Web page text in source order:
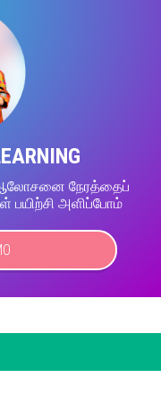
நேரத்தைப்
பயிற்சி அளிப்போம்